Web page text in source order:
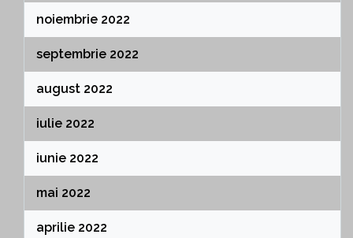
noiembrie 2022
septembrie 2022
august 2022
iulie 2022
iunie 2022
mai 2022
aprilie 2022